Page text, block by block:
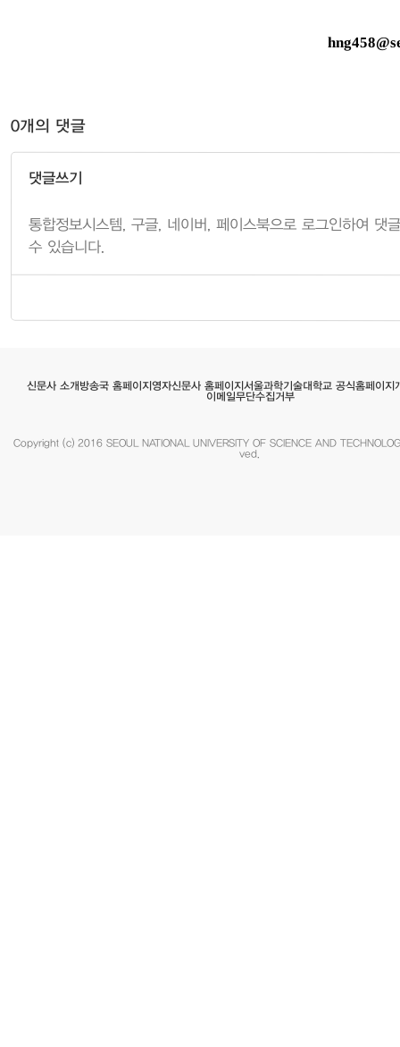
0개의 댓글
댓글쓰기
신문사 소개방송국 홈페이지영자신문사 홈페이지서울과학기술대학교 공식홈페이지
이메일무단수집거부
Copyright (c) 2016 SEOUL NATIONAL UNIVERSITY OF SCIENCE AND
ved.